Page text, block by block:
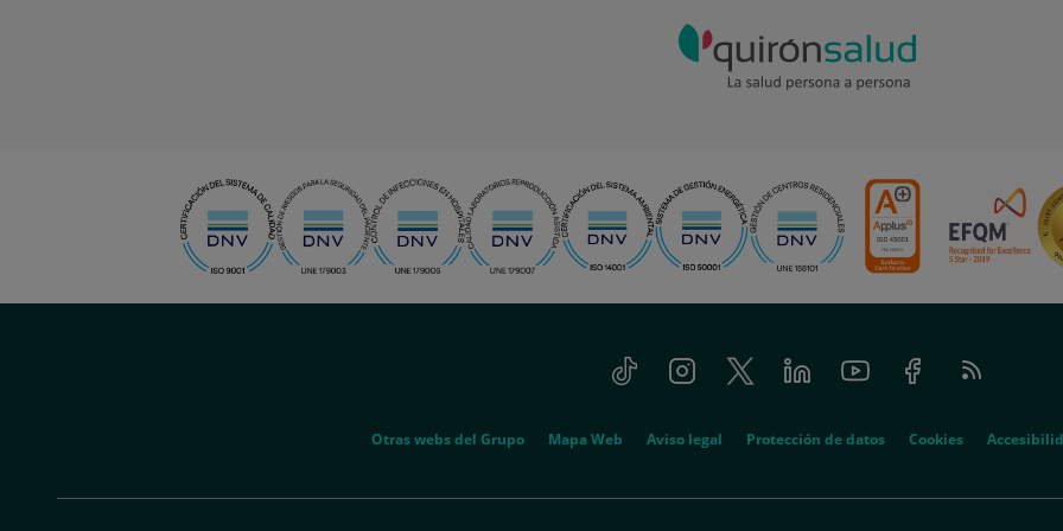
Tiktok InstagramTwitter LinkedinYoutube FacebookFeed
RSS
legal
Otras webs del Grupo Mapa Web Aviso legal Protección de datos Cookies